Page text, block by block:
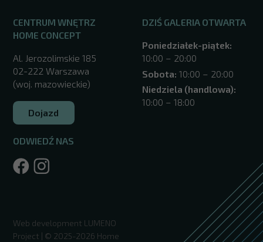
CENTRUM WNĘTRZ
HOME CONCEPT
Al. Jerozolimskie 185
02-222 Warszawa
(woj. mazowieckie)
Dojazd
ODWIEDŹ NAS
DZIŚ GALERIA OTWARTA
Poniedziałek-piątek:
10:00 – 20:00
Sobota: 10:00 – 20:00
Niedziela (handlowa):
10:00 – 18:00
Web development LUMENO
Project | © 2025-2026 Home